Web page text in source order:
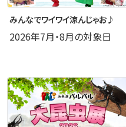
みんなでワイワイ涼んじゃお♪
2026年7月・8月の対象日